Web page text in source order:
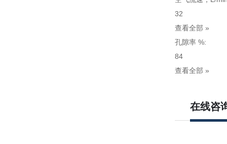
32
查看全部 »
孔隙率 %:
84
查看全部 »
在线咨